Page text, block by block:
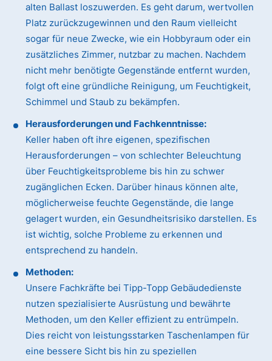
alten Ballast loszuwerden. Es geht darum, wertvollen
Platz zurückzugewinnen und den Raum vielleicht
sogar für neue Zwecke, wie ein Hobbyraum oder ein
zusätzliches Zimmer, nutzbar zu machen. Nachdem
nicht mehr benötigte Gegenstände entfernt wurden,
folgt oft eine gründliche Reinigung, um Feuchtigkeit,
Schimmel und Staub zu bekämpfen.
Herausforderungen und Fachkenntnisse:
Keller haben oft ihre eigenen, spezifischen
Herausforderungen – von schlechter Beleuchtung
über Feuchtigkeitsprobleme bis hin zu schwer
zugänglichen Ecken. Darüber hinaus können alte,
möglicherweise feuchte Gegenstände, die lange
gelagert wurden, ein Gesundheitsrisiko darstellen. Es
ist wichtig, solche Probleme zu erkennen und
entsprechend zu handeln.
Methoden:
Unsere Fachkräfte bei Tipp-Topp Gebäudedienste
nutzen spezialisierte Ausrüstung und bewährte
Methoden, um den Keller effizient zu entrümpeln.
Dies reicht von leistungsstarken Taschenlampen für
eine bessere Sicht bis hin zu speziellen